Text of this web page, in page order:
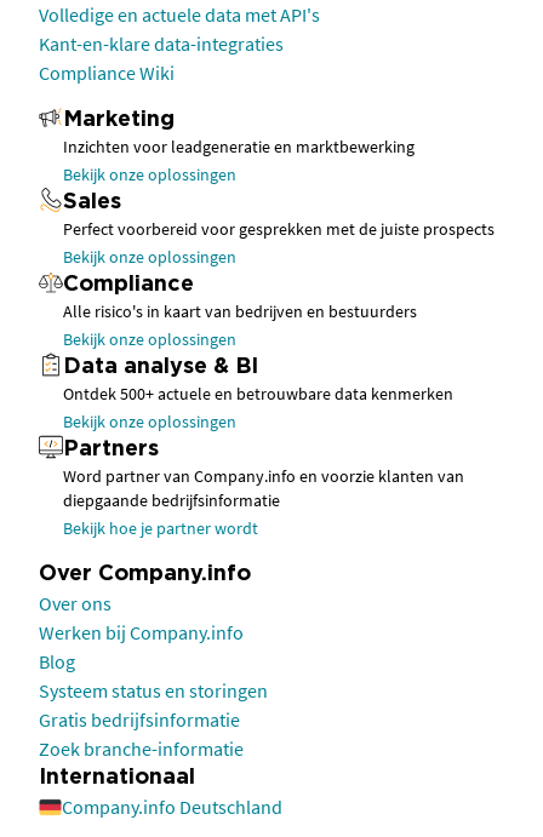
Volledige en actuele data met API's
Kant-en-klare data-integraties
Compliance Wiki
Marketing
Inzichten voor leadgeneratie en marktbewerking
Bekijk onze oplossingen
Sales
Perfect voorbereid voor gesprekken met de juiste prospects
Bekijk onze oplossingen
Compliance
Alle risico's in kaart van bedrijven en bestuurders
Bekijk onze oplossingen
Data analyse & BI
Ontdek 500+ actuele en betrouwbare data kenmerken
Bekijk onze oplossingen
Partners
Word partner van Company.info en voorzie klanten van
diepgaande bedrijfsinformatie
Bekijk hoe je partner wordt
Over Company.info
Over ons
Werken bij Company.info
Blog
Systeem status en storingen
Gratis bedrijfsinformatie
Zoek branche-informatie
Internationaal
Company.info Deutschland